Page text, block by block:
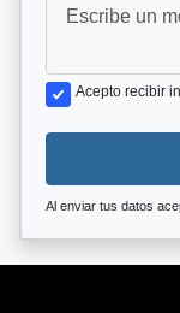
Acepto recibir
Al enviar tus datos